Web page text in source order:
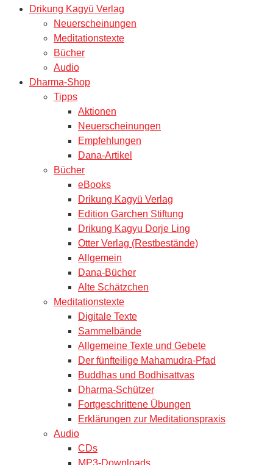
Drikung Kagyü Verlag
Neuerscheinungen
Meditationstexte
Bücher
Audio
Dharma-Shop
Tipps
Aktionen
Neuerscheinungen
Empfehlungen
Dana-Artikel
Bücher
eBooks
Drikung Kagyü Verlag
Edition Garchen Stiftung
Drikung Kagyu Dorje Ling
Otter Verlag (Restbestände)
Allgemein
Dana-Bücher
Alte Schätzchen
Meditationstexte
Digitale Texte
Sammelbände
Allgemeine Texte und Gebete
Der fünfteilige Mahamudra-Pfad
Buddhas und Bodhisattvas
Dharma-Schützer
Fortgeschrittene Übungen
Erklärungen zur Meditationspraxis
Audio
CDs
MP3-Downloads